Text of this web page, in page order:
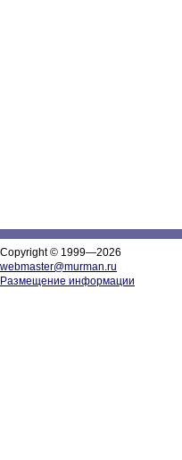
Copyright © 1999—2026
webmaster@murman.ru
Размещение информации